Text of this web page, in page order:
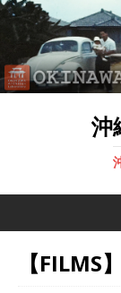
沖
【FILMS